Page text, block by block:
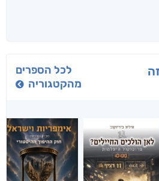
לכל הספרים
מהקטגוריה